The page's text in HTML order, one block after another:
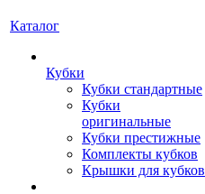
Каталог
Кубки
Кубки стандартные
Кубки
оригинальные
Кубки престижные
Комплекты кубков
Крышки для кубков